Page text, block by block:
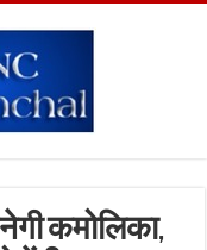
कमोलिका,